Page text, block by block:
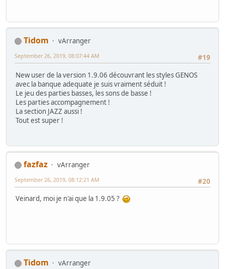
Tidom
vArranger
#19
September 26, 2019, 08:07:44 AM
New user de la version 1.9.06 découvrant les styles GENOS
avec la banque adequate je suis vraiment séduit !
Le jeu des parties basses, les sons de basse !
Les parties accompagnement !
La section JAZZ aussi !
Tout est super !
fazfaz
vArranger
#20
September 26, 2019, 08:12:21 AM
Veinard, moi je n'ai que la 1.9.05 ?
Tidom
vArranger